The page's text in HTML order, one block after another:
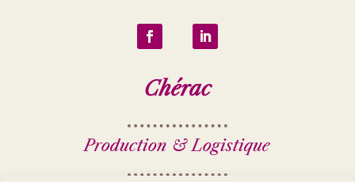
Chérac
Production & Logistique